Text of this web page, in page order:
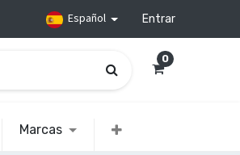
Español Entrar
0
Marcas